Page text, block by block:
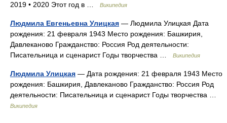
2019 • 2020 Этот год в …
Википедия
Людмила Евгеньевна Улицкая — Людмила Улицкая Дата
рождения: 21 февраля 1943 Место рождения: Башкирия,
Давлеканово Гражданство: Россия Род деятельности:
Писательница и сценарист Годы творчества …
Википедия
Людмила Улицкая — Дата рождения: 21 февраля 1943 Место
рождения: Башкирия, Давлеканово Гражданство: Россия Род
деятельности: Писательница и сценарист Годы творчества …
Википедия